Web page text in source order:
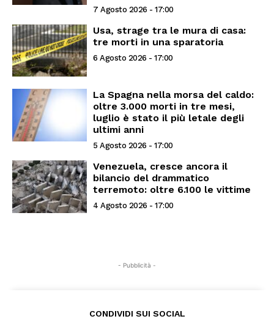
7 Agosto 2026 - 17:00
Usa, strage tra le mura di casa:
tre morti in una sparatoria
6 Agosto 2026 - 17:00
La Spagna nella morsa del caldo:
oltre 3.000 morti in tre mesi,
luglio è stato il più letale degli
ultimi anni
5 Agosto 2026 - 17:00
Venezuela, cresce ancora il
bilancio del drammatico
terremoto: oltre 6.100 le vittime
4 Agosto 2026 - 17:00
- Pubblicità -
CONDIVIDI SUI SOCIAL